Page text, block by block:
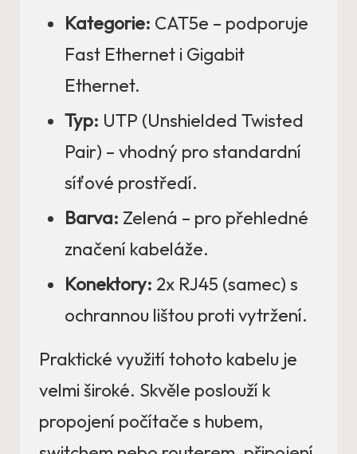
Kategorie: CAT5e – podporuje
Fast Ethernet i Gigabit
Ethernet.
Typ: UTP (Unshielded Twisted
Pair) – vhodný pro standardní
síťové prostředí.
Barva: Zelená – pro přehledné
značení kabeláže.
Konektory: 2x RJ45 (samec) s
ochrannou lištou proti vytržení.
Praktické využití tohoto kabelu je
velmi široké. Skvěle poslouží k
propojení počítače s hubem,